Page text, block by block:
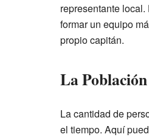
representante
formar un equipo
propio capitán.
La
La cantidad de
el tiempo. Aquí